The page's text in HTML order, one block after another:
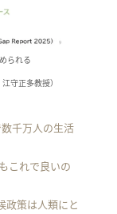
られる
守正多教授）
千万人の生活
これで良いの
政策は人類にと